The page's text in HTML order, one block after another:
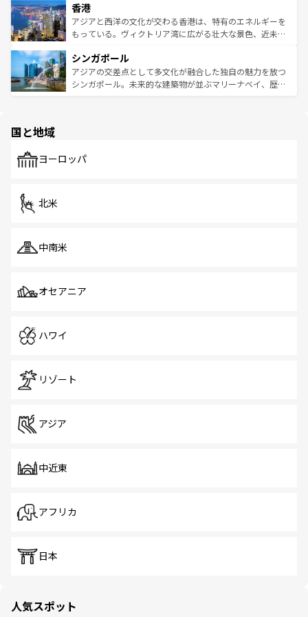
とつ。フォーやバインミー、ベトナムコーヒーなどは、ぜ
ひ現地で味わいたい。どの地域を訪れてもあたたかい人々
が旅行者を迎えてくれるので、きっと忘れられない旅にな
参照してほしい。
の活気が交差している。北部ではチェンマイなどの山岳地
帯で自然と触れ合い、南部ではプーケットやクラビの美し
いビーチでリゾート気分を楽しむことができる。タイ料理
激する。気候は一年中温暖で、どの季節にも異なる楽しみ
が待っている。親しみやすいタイの人々、仏教を中心とし
た文化、そして多様な観光資源が、訪れる旅人を魅了し続
香港
アジアと西洋の文化が交わる香港は、特有のエネルギーを
もっている。ヴィクトリア湾に広がる壮大な景色、近未来
み、どこを訪れても感動するはず。観光スポットが密集し
ており、効率よく見どころを回れるのも魅力。息をのむよ
うな絶景から文化的な体験まで、香港を存分に楽しみ尽く
シンガポール
アジアの交差点として多文化が融合した独自の魅力を放つ
シンガポール。未来的な建築物が並ぶマリーナベイ、歴史
で、ホーカーズは地元の風情を楽しめる外せないスポット
国と地域
ヨーロッパ
北米
中南米
オセアニア
ハワイ
リゾート
アジア
中近東
アフリカ
日本
人気スポット